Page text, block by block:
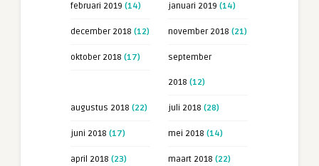
februari 2019 (14) januari 2019 (14)
december 2018 (12) november 2018 (21)
oktober 2018 (17) september
2018 (12)
augustus 2018 (22) juli 2018 (28)
juni 2018 (17) mei 2018 (14)
april 2018 (23) maart 2018 (22)